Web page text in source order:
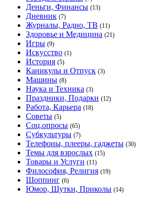
Деньги, Финансы (13)
Дневник (7)
Журналы, Радио, ТВ (11)
Здоровье и Медицина (21)
Игры (9)
Искусство (1)
История (5)
Каникулы и Отпуск (3)
Машины (8)
Наука и Техника (3)
Праздники, Подарки (12)
Работа, Карьера (18)
Советы (5)
Соц.опросы (65)
Субкультуры (7)
Телефоны, плееры, гаджеты (30)
Темы для взрослых (15)
Товары и Услуги (11)
Философия, Религия (19)
Шоппинг (6)
Юмор, Шутки, Приколы (14)